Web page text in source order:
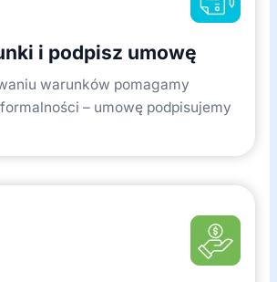
i podpisz umowę
warunków pomagamy
– umowę podpisujemy